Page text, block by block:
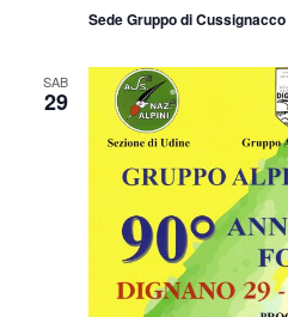
Sede Gruppo di Cussignacco
SAB
29